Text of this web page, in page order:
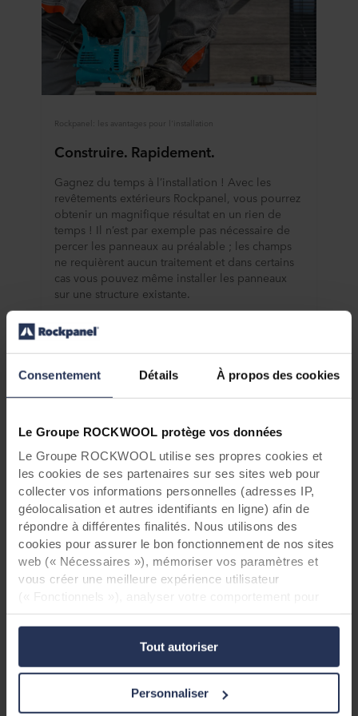
Consentement Détails À propos des cookies
Le Groupe ROCKWOOL protège vos données
Le Groupe ROCKWOOL utilise ses propres cookies et
les cookies de ses partenaires sur ses sites web pour
collecter vos informations personnelles (adresses IP,
géolocalisation et autres identifiants en ligne) afin de
répondre à différentes finalités. Nous utilisons des
cookies pour assurer le bon fonctionnement de nos sites
web (« Nécessaires »), mémoriser vos paramètres et
vous créer une meilleure expérience utilisateur
optimiser les sites web (« Statistiques ») et cibler notre
contenu et nos publicités sur les réseaux sociaux et les
sites web externes en fonction de votre comportement
sur nos sites web (« Marketing »). Les informations sur
à nos partenaires de réseaux sociaux, de publicité et
Tout autoriser
Personnaliser
Rockpanel: les avantages pour l'installation
Construire. Rapidement.
Gagnez du temps à l’installation ! Avec les
revêtements extérieurs Rockpanel, vous pourrez
obtenir un magnifique résultat en un rien de
temps ! Il n’est par exemple pas nécessaire de
percer les panneaux au préalable ; les champs
ne requièrent aucun traitement et dans certains
cas vous pouvez même installer les panneaux
sur une structure existante.
En savoir plus
Rockpanel: les avantages pour l'installation
d’obtenir le meilleur résultat possible.
Heureusement, vous pourrez toujours trouver le
gamme de produits. Les couleurs RAL et NCS